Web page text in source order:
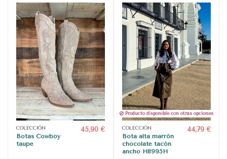
COLECCIÓN
Botas Cowboy
taupe
45,90 €
Producto disponible con otras opciones
COLECCIÓN
Bota alta marrón
chocolate tacón
ancho H8995H
44,79 €